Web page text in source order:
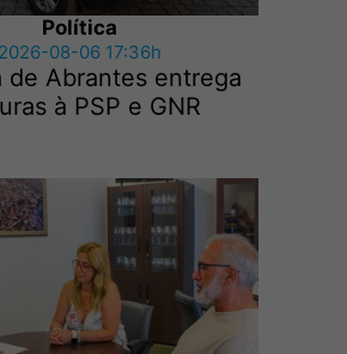
Política
2026-08-06 17:36h
de Abrantes entrega
à PSP e GNR